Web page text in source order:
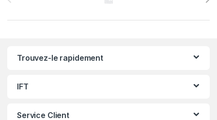
Trouvez-le rapidement
IFT
Service Client